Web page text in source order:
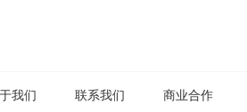
我们 联系我们 商业合作